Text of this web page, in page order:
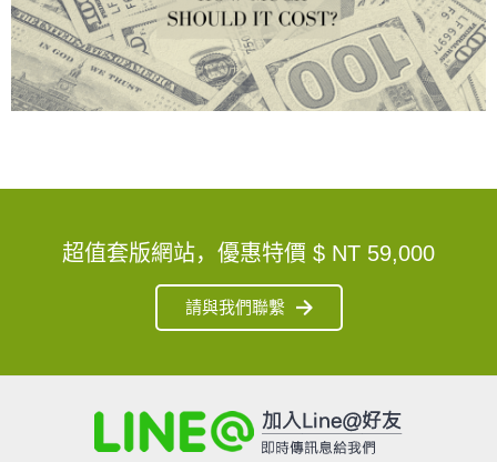
超值套版網站，優惠特價 $ NT 59,000
請與我們聯繫